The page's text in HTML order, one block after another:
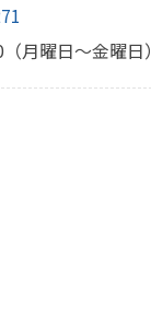
月曜日～金曜日）